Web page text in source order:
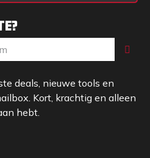
voor uw motor,
Met een lager gehalte aan
verbeterde efficiëntie
alleen de impact op de
ook voor een zuiniger
die uw
deals, nieuwe tools en
Kort, krachtig en alleen
hebt.